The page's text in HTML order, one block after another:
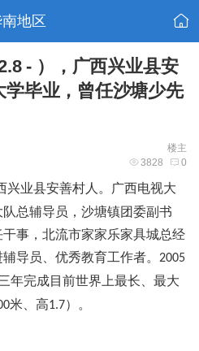
地区
- ），广西兴业县安
毕业，曾任沙塘少先
楼主
3828 0
兴业县安善村人。广西电视大
总辅导员，沙塘镇团委副书
事，北流市家家乐家具城总经
导员、优秀教育工作者。 2005
年完成目前世界上最长、最大
米、高1.7）。